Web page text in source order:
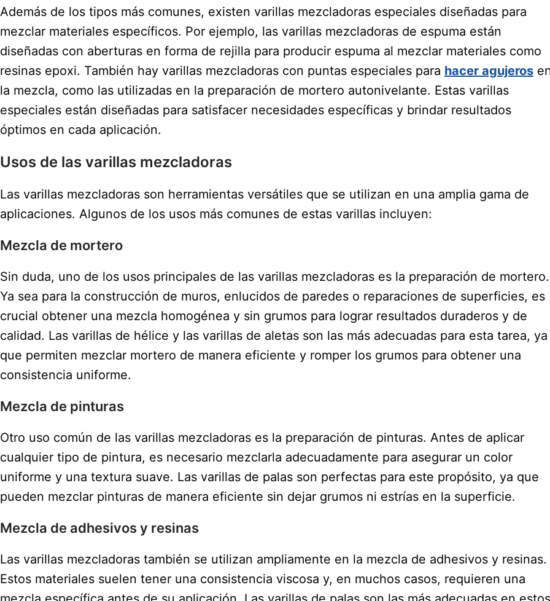
Además de los tipos más comunes, existen varillas mezcladoras especiales diseñadas para
mezclar materiales específicos. Por ejemplo, las varillas mezcladoras de espuma están
diseñadas con aberturas en forma de rejilla para producir espuma al mezclar materiales como
resinas epoxi. También hay varillas mezcladoras con puntas especiales para hacer agujeros
la mezcla, como las utilizadas en la preparación de mortero autonivelante. Estas varillas
especiales están diseñadas para satisfacer necesidades específicas y brindar resultados
óptimos en cada aplicación.
Usos de las varillas mezcladoras
Las varillas mezcladoras son herramientas versátiles que se utilizan en una amplia gama de
aplicaciones. Algunos de los usos más comunes de estas varillas incluyen:
Mezcla de mortero
Sin duda, uno de los usos principales de las varillas mezcladoras es la preparación de mortero.
Ya sea para la construcción de muros, enlucidos de paredes o reparaciones de superficies, es
crucial obtener una mezcla homogénea y sin grumos para lograr resultados duraderos y de
calidad. Las varillas de hélice y las varillas de aletas son las más adecuadas para esta tarea, ya
que permiten mezclar mortero de manera eficiente y romper los grumos para obtener una
consistencia uniforme.
Mezcla de pinturas
Otro uso común de las varillas mezcladoras es la preparación de pinturas. Antes de aplicar
cualquier tipo de pintura, es necesario mezclarla adecuadamente para asegurar un color
uniforme y una textura suave. Las varillas de palas son perfectas para este propósito, ya que
pueden mezclar pinturas de manera eficiente sin dejar grumos ni estrías en la superficie.
Mezcla de adhesivos y resinas
Las varillas mezcladoras también se utilizan ampliamente en la mezcla de adhesivos y resinas.
Estos materiales suelen tener una consistencia viscosa y, en muchos casos, requieren una